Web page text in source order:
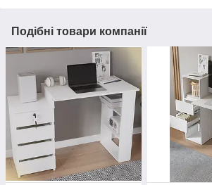
Подібні товари компанії